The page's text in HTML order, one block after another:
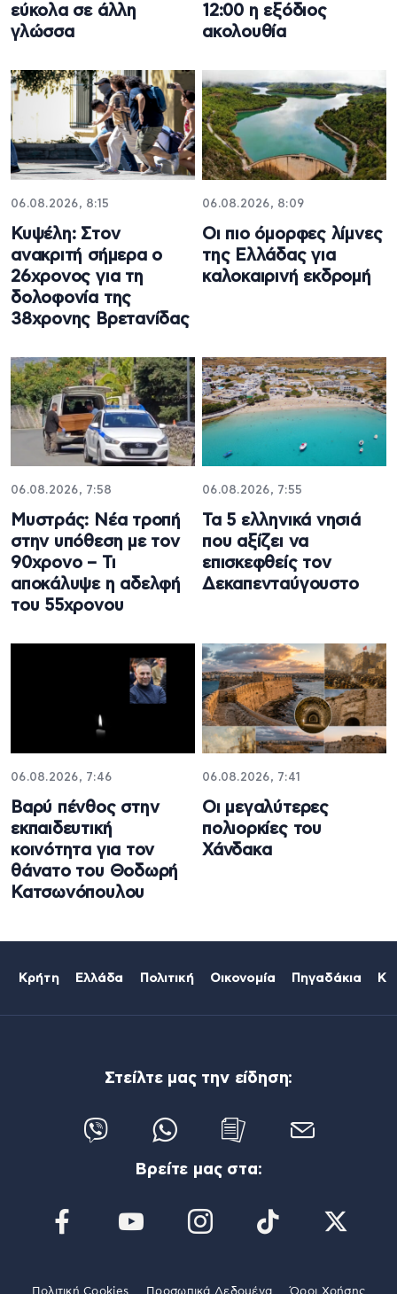
εύκολα σε άλλη
γλώσσα
12:00 η εξόδιος
ακολουθία
06.08.2026, 8:15
Κυψέλη: Στον
ανακριτή σήμερα ο
26χρονος για τη
δολοφονία της
38χρονης Βρετανίδας
06.08.2026, 8:09
Οι πιο όμορφες λίμνες
της Ελλάδας για
καλοκαιρινή εκδρομή
06.08.2026, 7:58
Μυστράς: Νέα τροπή
στην υπόθεση με τον
90χρονο – Τι
αποκάλυψε η αδελφή
του 55χρονου
06.08.2026, 7:55
Τα 5 ελληνικά νησιά
που αξίζει να
επισκεφθείς τον
Δεκαπενταύγουστο
06.08.2026, 7:46
Βαρύ πένθος στην
εκπαιδευτική
κοινότητα για τον
θάνατο του Θοδωρή
Κατσωνόπουλου
06.08.2026, 7:41
Οι μεγαλύτερες
πολιορκίες του
Χάνδακα
Κρήτη Ελλάδα Πολιτική Οικονομία Πηγαδάκια
Στείλτε μας την είδηση:
Βρείτε μας στα:
Πολιτική Cookies Προσωπικά Δεδομένα Όροι Χρήσης